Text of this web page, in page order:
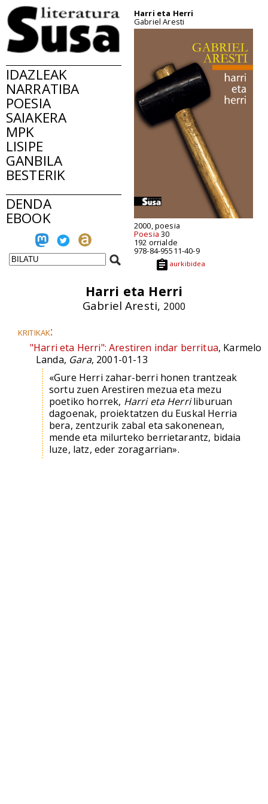
IDAZLEAK
NARRATIBA
POESIA
SAIAKERA
MPK
LISIPE
GANBILA
BESTERIK
DENDA
EBOOK
Harri eta Herri
Gabriel Aresti
2000, poesia
Poesia 30
192 orrialde
978-84-95511-40-9
aurkibidea
Harri eta Herri
Gabriel Aresti, 2000
kritikak:
"Harri eta Herri": Arestiren indar berritua, Karmelo
Landa, Gara, 2001-01-13
«Gure Herri zahar-berri honen trantzeak
sortu zuen Arestiren mezua eta mezu
poetiko horrek, Harri eta Herriliburuan
dagoenak, proiektatzen du Euskal Herria
bera, zentzurik zabal eta sakonenean,
mende eta milurteko berrietarantz, bidaia
luze, latz, eder zoragarrian».